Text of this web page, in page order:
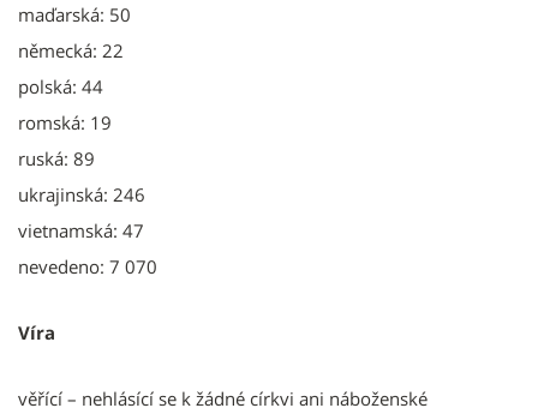
maďarská: 50
německá: 22
polská: 44
romská: 19
ruská: 89
ukrajinská: 246
vietnamská: 47
nevedeno: 7 070
Víra
věřící – nehlásící se k žádné církvi ani náboženské